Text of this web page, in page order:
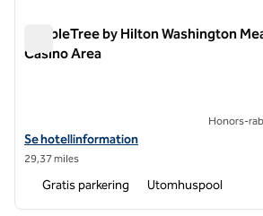
DoubleTree by Hilton Washington
Casino Area
Visa hotelluppgifter för DoubleTree by
Se hotellinformation
29,37 miles
Honors-
Gratis parkering Utomhuspool